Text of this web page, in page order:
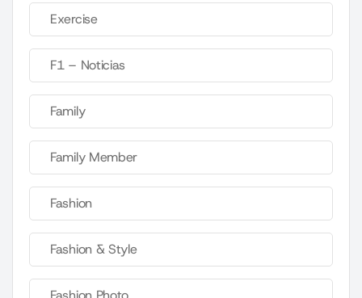
Exercise
F1 – Noticias
Family
Family Member
Fashion
Fashion & Style